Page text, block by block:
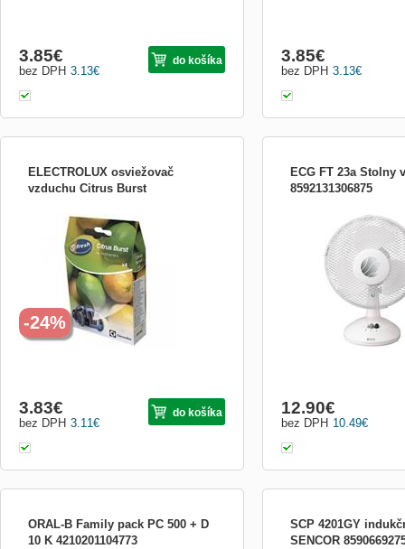
3.13€
bez DPH
3.85€ do košíka
3.13€
bez DPH
3.85€
ELECTROLUX osviežovač
vzduchu Citrus Burst
osvěžovač vzduchu Citrus Burst, S-
fresh® použití-otevřete sáček, rozptýlíte
granule na podlaze a vysajete,
doporučujeme použít jeden sáček
osvěžovače vzduchu při každé výměně
sáčku, obsahuje 4ks
3.11€
bez DPH
3.83€ do košíka
-24%
ECG FT 23a Stolny
8592131306875
průměr 23 cm, 2
sklopný a nastavitelný
bezpečnostní mřížka,
příkon 30 W
10.49€
bez DPH
12.90€
ORAL-B Family pack PC 500 + D
10 K 4210201104773
SCP 4201GY
SENCOR